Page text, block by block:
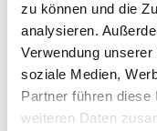
zu können und die
analysieren.
Verwendung
soziale Medien,
Partner führen
weiteren Daten